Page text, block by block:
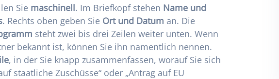
Sie maschinell. Im Briefkopf stehen Name und
. Rechts oben geben Sie Ort und Datum an. Die
steht zwei bis drei Zeilen weiter unten. Wenn
bekannt ist, können Sie ihn namentlich nennen.
, in der Sie knapp zusammenfassen, worauf Sie sich
staatliche Zuschüsse“ oder „Antrag auf EU